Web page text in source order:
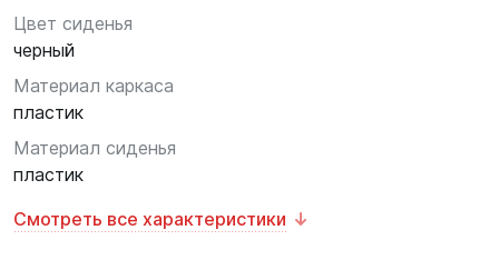
Цвет сиденья
черный
Материал каркаса
пластик
Материал сиденья
пластик
Смотреть все характеристики